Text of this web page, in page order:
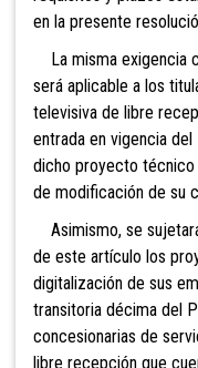
en la presente
La misma exigencia
será aplicable a los
televisiva de libre
entrada en vigencia
dicho proyecto
de modificación de su
Asimismo, se
de este artículo los
digitalización de sus
transitoria décima del
concesionarias de
libre recepción que